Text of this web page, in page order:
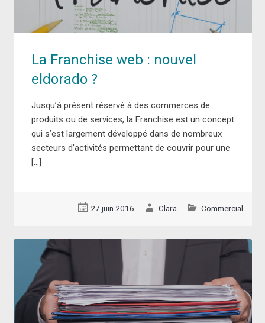
La Franchise web : nouvel
eldorado ?
Jusqu’à présent réservé à des commerces de
produits ou de services, la Franchise est un concept
qui s’est largement développé dans de nombreux
secteurs d’activités permettant de couvrir pour une
[…]
27 juin 2016 Clara Commercial